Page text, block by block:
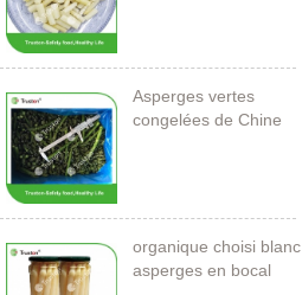
Asperges vertes
congelées de Chine
organique choisi blanc
asperges en bocal